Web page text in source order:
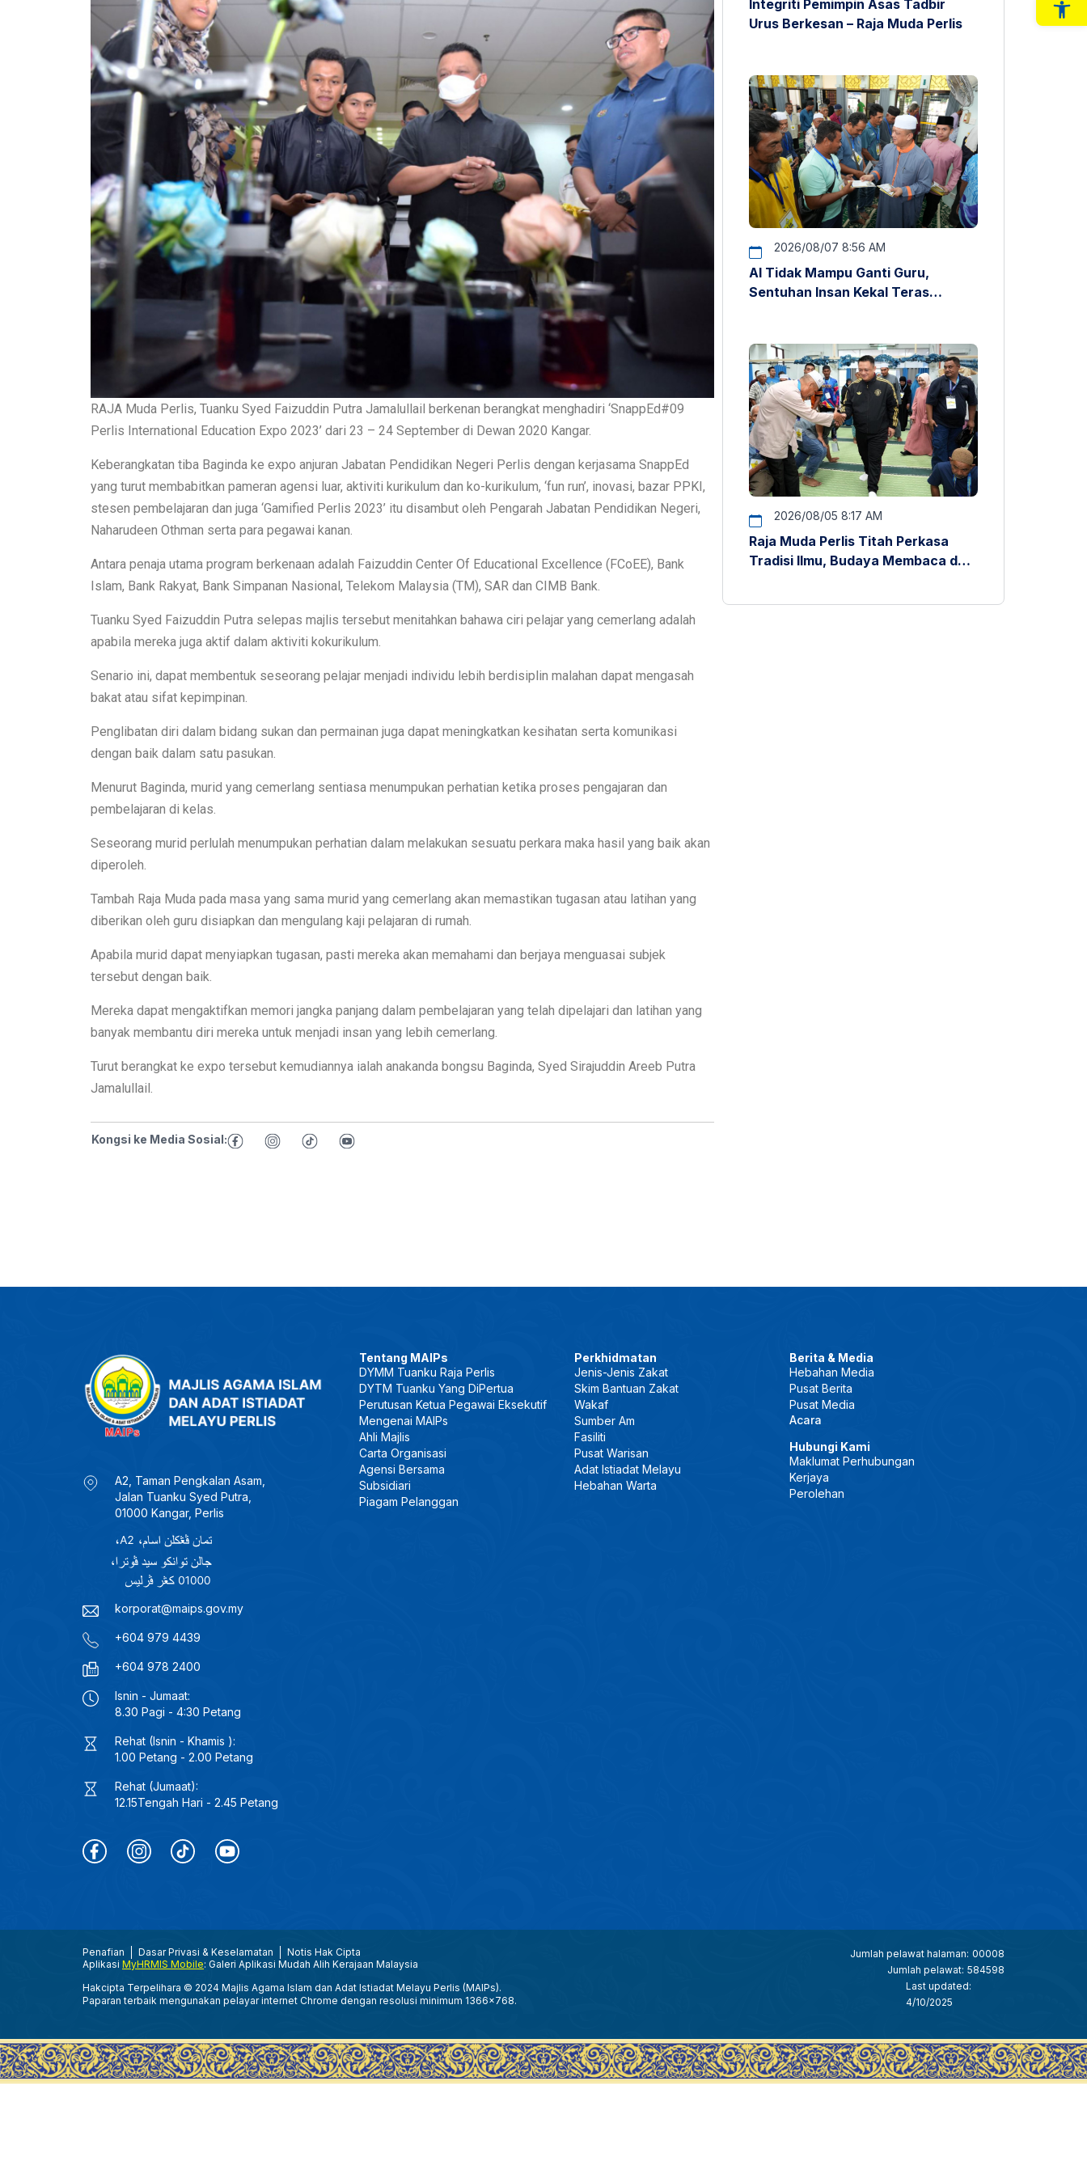
RAJA Muda Perlis, Tuanku Syed Faizuddin Putra Jamalullail berkenan berangkat menghadiri ‘SnappEd#09
Perlis International Education Expo 2023’ dari 23 – 24 September di Dewan 2020 Kangar.
Keberangkatan tiba Baginda ke expo anjuran Jabatan Pendidikan Negeri Perlis dengan kerjasama SnappEd
yang turut membabitkan pameran agensi luar, aktiviti kurikulum dan ko-kurikulum, ‘fun run’, inovasi, bazar PPKI,
stesen pembelajaran dan juga ‘Gamified Perlis 2023’ itu disambut oleh Pengarah Jabatan Pendidikan Negeri,
Naharudeen Othman serta para pegawai kanan.
Antara penaja utama program berkenaan adalah Faizuddin Center Of Educational Excellence (FCoEE), Bank
Islam, Bank Rakyat, Bank Simpanan Nasional, Telekom Malaysia (TM), SAR dan CIMB Bank.
Tuanku Syed Faizuddin Putra selepas majlis tersebut menitahkan bahawa ciri pelajar yang cemerlang adalah
apabila mereka juga aktif dalam aktiviti kokurikulum.
Senario ini, dapat membentuk seseorang pelajar menjadi individu lebih berdisiplin malahan dapat mengasah
bakat atau sifat kepimpinan.
Penglibatan diri dalam bidang sukan dan permainan juga dapat meningkatkan kesihatan serta komunikasi
dengan baik dalam satu pasukan.
Menurut Baginda, murid yang cemerlang sentiasa menumpukan perhatian ketika proses pengajaran dan
pembelajaran di kelas.
Seseorang murid perlulah menumpukan perhatian dalam melakukan sesuatu perkara maka hasil yang baik akan
diperoleh.
Tambah Raja Muda pada masa yang sama murid yang cemerlang akan memastikan tugasan atau latihan yang
diberikan oleh guru disiapkan dan mengulang kaji pelajaran di rumah.
Apabila murid dapat menyiapkan tugasan, pasti mereka akan memahami dan berjaya menguasai subjek
tersebut dengan baik.
Mereka dapat mengaktifkan memori jangka panjang dalam pembelajaran yang telah dipelajari dan latihan yang
banyak membantu diri mereka untuk menjadi insan yang lebih cemerlang.
Turut berangkat ke expo tersebut kemudiannya ialah anakanda bongsu Baginda, Syed Sirajuddin Areeb Putra
Jamalullail.
Kongsi ke Media Sosial:
Integriti Pemimpin Asas Tadbir
Urus Berkesan – Raja Muda Perlis
2026/08/07 8:56 AM
AI Tidak Mampu Ganti Guru,
Sentuhan Insan Kekal Teras
2026/08/05 8:17 AM
Raja Muda Perlis Titah Perkasa
Tradisi Ilmu, Budaya Membaca dan
A2, Taman Pengkalan Asam,
Jalan Tuanku Syed Putra,
01000 Kangar, Perlis
korporat@maips.gov.my
+604 979 4439
+604 978 2400
Isnin - Jumaat:
8.30 Pagi - 4:30 Petang
Rehat (Isnin - Khamis ):
1.00 Petang - 2.00 Petang
Rehat (Jumaat):
12.15Tengah Hari - 2.45 Petang
Tentang MAIPs
DYMM Tuanku Raja Perlis
DYTM Tuanku Yang DiPertua
Perutusan Ketua Pegawai Eksekutif
Mengenai MAIPs
Ahli Majlis
Carta Organisasi
Agensi Bersama
Subsidiari
Piagam Pelanggan
Perkhidmatan
Jenis-Jenis Zakat
Skim Bantuan Zakat
Wakaf
Sumber Am
Fasiliti
Pusat Warisan
Adat Istiadat Melayu
Hebahan Warta
Berita & Media
Hebahan Media
Pusat Berita
Pusat Media
Acara
Hubungi Kami
Maklumat Perhubungan
Kerjaya
Perolehan
Penafian Dasar Privasi & Keselamatan
Notis Hak Cipta
Aplikasi MyHRMIS Mobile: Galeri Aplikasi Mudah Alih Kerajaan Malaysia
Hakcipta Terpelihara © 2024 Majlis Agama Islam dan Adat Istiadat Melayu Perlis (MAIPs).
Paparan terbaik mengunakan pelayar internet Chrome dengan resolusi minimum 1366x768.
Jumlah pelawat halaman: 00008
Jumlah pelawat: 584598
Last updated:
4/10/2025